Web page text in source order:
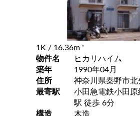
1K / 16.36m 2
物件名
ヒカリハイム
築年
1990年04月
住所
神奈川県秦野市北
最寄駅
小田急電鉄小田
駅 徒歩 6分
構造
木造